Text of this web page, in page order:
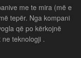
me te mira (më e
tepër. Nga kompani
që po kërkojnë
teknologji .